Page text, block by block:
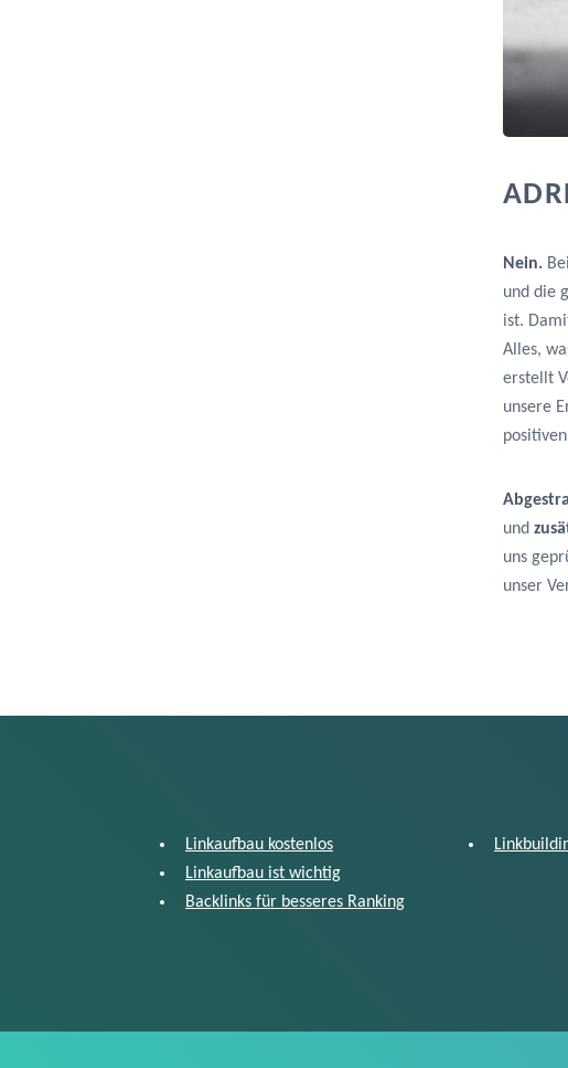
Nein.
und die
ist.
Alles,
erstellt
unsere
und
uns
unser
Linkaufbau kostenlos
Linkaufbau ist wichtig
Backlinks für besseres Ranking